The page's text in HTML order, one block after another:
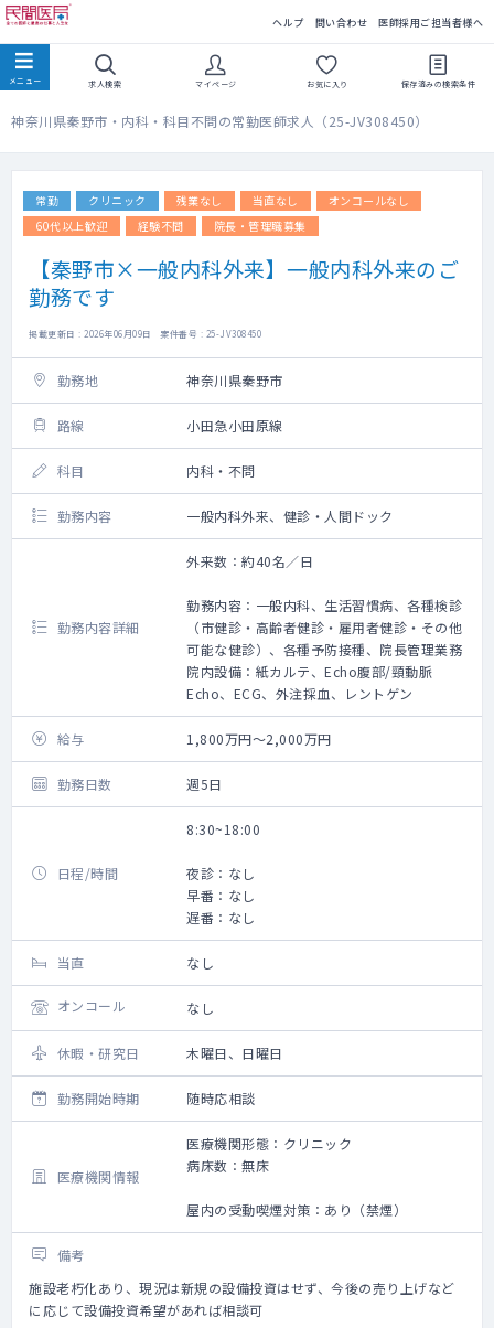
ヘルプ 問い合わせ 医師採用ご担当者様へ
求人検索 マイページ お気に入り 保存済みの検索条件
神奈川県秦野市・内科・科目不問の常勤医師求人（25-JV308450）
常勤 クリニック 残業なし 当直なし
オンコールなし
60代以上歓迎
経験不問 院長・管理職募集
【秦野市×一般内科外来】一般内科外来のご
勤務です
掲載更新日 : 2026年06月09日 案件番号 : 25-JV308450
勤務地 神奈川県秦野市
路線 小田急小田原線
科目 内科・不問
勤務内容 一般内科外来、健診・人間ドック
勤務内容詳細
外来数：約40名／日
勤務内容：一般内科、生活習慣病、各種検診
（市健診・高齢者健診・雇用者健診・その他
可能な健診）、各種予防接種、院長管理業務
院内設備：紙カルテ、Echo腹部/頸動脈
Echo、ECG、外注採血、レントゲン
給与 1,800万円～2,000万円
勤務日数 週5日
日程/時間
8:30~18:00
夜診：なし
早番：なし
遅番：なし
当直 なし
オンコール なし
休暇・研究日 木曜日、日曜日
勤務開始時期 随時応相談
医療機関情報
医療機関形態：クリニック
病床数：無床
屋内の受動喫煙対策：あり（禁煙）
備考
施設老朽化あり、現況は新規の設備投資はせず、今後の売り上げなど
に応じて設備投資希望があれば相談可